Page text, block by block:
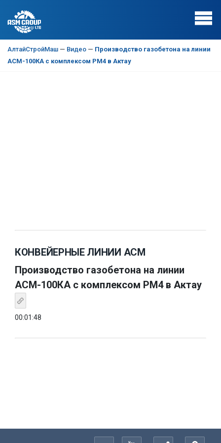
АлтайСтройМаш — Видео — Производство газобетона на линии
АСМ-100КА с комплексом РМ4 в Актау
КОНВЕЙЕРНЫЕ ЛИНИИ АСМ
Производство газобетона на линии
АСМ-100КА с комплексом РМ4 в Актау
00:01:48